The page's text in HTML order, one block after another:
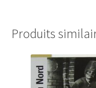
Produits